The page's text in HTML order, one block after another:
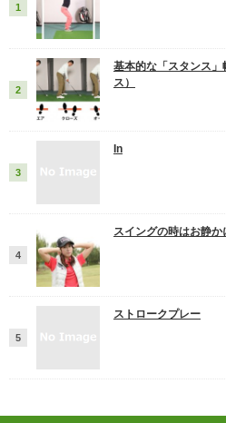
基本的な「スタンス」
ス）
In
スイングの時はお静
ストロークプレー